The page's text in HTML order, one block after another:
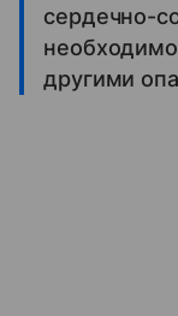
сердечно-
другими